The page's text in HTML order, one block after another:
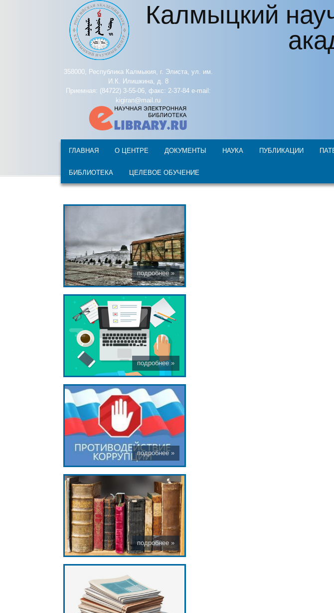
Перейти к основному содержанию Калмыцкий
358000, Республика Калмыкия, г. Элиста, ул. им.
И.К. Илишкина, д. 8
Приемная: (84722) 3-55-06, факс: 2-37-84 e-mail:
kigiran@mail.ru
ГЛАВНАЯ О ЦЕНТРЕ ДОКУМЕНТЫ НАУКА ПУБЛИКАЦИИ
БИБЛИОТЕКА ЦЕЛЕВОЕ ОБУЧЕНИЕ